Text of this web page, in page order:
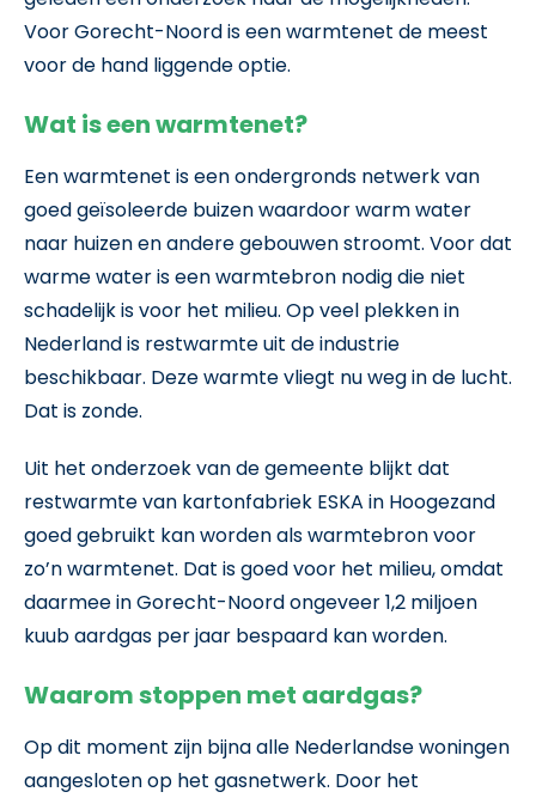
Voor Gorecht-Noord is een warmtenet de meest
voor de hand liggende optie.
Wat is een warmtenet?
Een warmtenet is een ondergronds netwerk van
goed geïsoleerde buizen waardoor warm water
naar huizen en andere gebouwen stroomt. Voor dat
warme water is een warmtebron nodig die niet
schadelijk is voor het milieu. Op veel plekken in
Nederland is restwarmte uit de industrie
beschikbaar. Deze warmte vliegt nu weg in de lucht.
Dat is zonde.
Uit het onderzoek van de gemeente blijkt dat
restwarmte van kartonfabriek ESKA in Hoogezand
goed gebruikt kan worden als warmtebron voor
zo’n warmtenet. Dat is goed voor het milieu, omdat
daarmee in Gorecht-Noord ongeveer 1,2 miljoen
kuub aardgas per jaar bespaard kan worden.
Waarom stoppen met aardgas?
Op dit moment zijn bijna alle Nederlandse woningen
aangesloten op het gasnetwerk. Door het